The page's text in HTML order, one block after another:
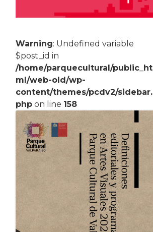
Warning: Undefined variable
$post_id in
/home/parquecultural/public_ht
ml/web-old/wp-
content/themes/pcdv2/sidebar.
php on line 158